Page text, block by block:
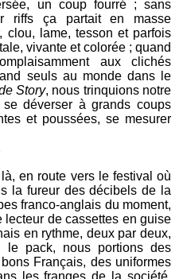
un coup fourré ; sans
riffs ça partait en masse
clou, lame, tesson et parfois
vivante et colorée ; quand
aux clichés
seuls au monde dans le
Story, nous trinquions notre
déverser à grands coups
et poussées, se mesurer
en route vers le festival où
la fureur des décibels de la
franco-anglais du moment,
lecteur de cassettes en guise
en rythme, deux par deux,
pack, nous portions des
Français, des uniformes